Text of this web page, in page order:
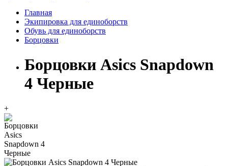
Главная
Экипировка для единоборств
Обувь для единоборств
Борцовки
Борцовки Asics Snapdown
4 Черные
+